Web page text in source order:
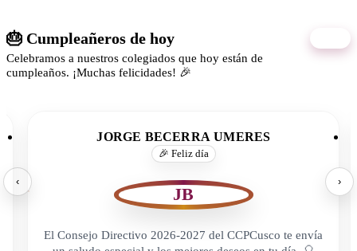
🎂 Cumpleañeros de hoy
Celebramos a nuestros colegiados que hoy están de
cumpleaños. ¡Muchas felicidades! 🎉
‹
JORGE BECERRA UMERES
🎉 Feliz día
JB
El Consejo Directivo 2026-2027 del CCPCusco te envía
›